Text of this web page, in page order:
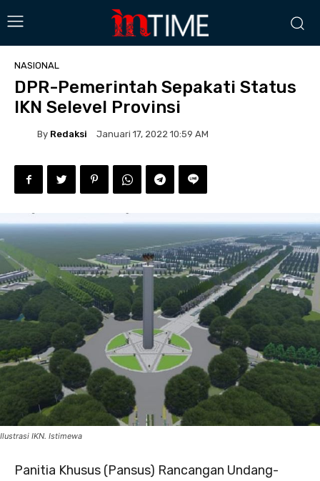
NASIONAL
DPR-Pemerintah Sepakati Status
IKN Selevel Provinsi
By Redaksi Januari 17, 2022 10:59 AM
Ilustrasi IKN. Istimewa
Panitia Khusus (Pansus) Rancangan Undang-